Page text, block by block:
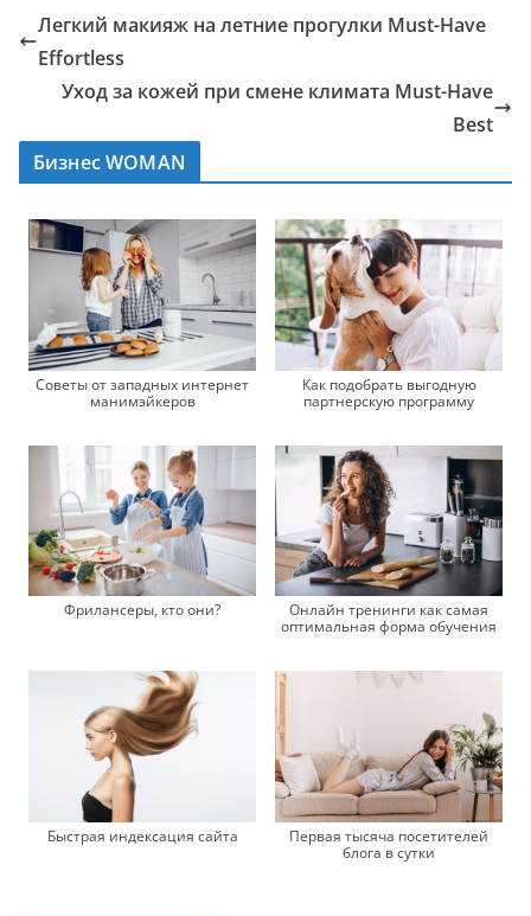
Легкий макияж на летние прогулки Must-Have
Effortless
Уход за кожей при смене климата Must-Have
Best
Бизнес WOMAN
Советы от западных интернет
манимэйкеров
Как подобрать выгодную
партнерскую программу
Фрилансеры, кто они?
Онлайн тренинги как самая
оптимальная форма обучения
Быстрая индексация сайта
Первая тысяча посетителей
блога в сутки